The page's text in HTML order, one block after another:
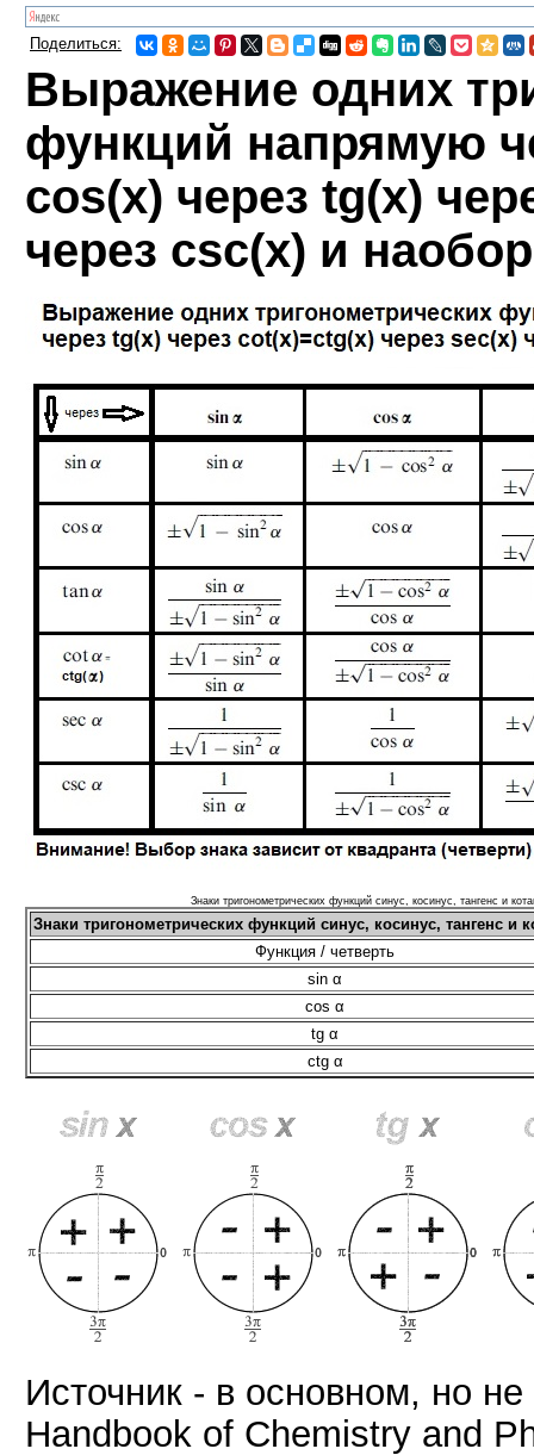
Поделиться:
Выражение одних
функций напрямую
cos(x) через tg(x)
через csc(x) и
Знаки тригонометрических функций синус, косинус, тангенс и
Знаки тригонометрических функций синус, косинус, тангенс и
Функция / четверть
sin α
cos α
tg α
ctg α
Источник - в основном, но
Handbook of Chemistry and